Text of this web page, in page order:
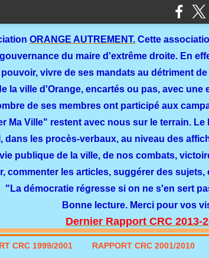
ORANGE AUTREMENT. Cette
du maire d'extrême droite. En
vivre de ses mandats au détriment
la ville d'Orange, encartés ou pas, avec
de ses membres ont participé aux
Ma Ville" restent avec nous sur le terrain.
dans les procès-verbaux, au niveau des
publique de la ville, de nos combats,
commenter les articles, suggérer des
"La démocratie régresse si on ne s'en sert
Bonne lecture. Merci pour vos
Dernier Rapport CRC 2013-
CRC 1999/2001 RAPPORT CRC 2001/2010